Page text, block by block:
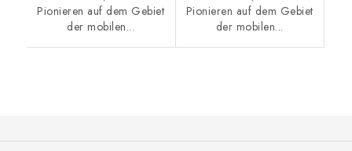
Pionieren auf dem Gebiet
der mobilen...
Pionieren auf dem Gebiet
der mobilen...